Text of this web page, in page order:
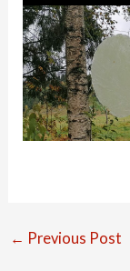
← Previous Post